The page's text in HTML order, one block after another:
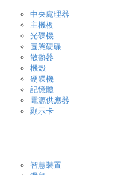
中央處理器
主機板
光碟機
固態硬碟
散熱器
機殼
硬碟機
記憶體
電源供應器
顯示卡
智慧裝置